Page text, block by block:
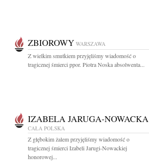
ZBIOROWY WARSZAWA
Z wielkim smutkiem przyjęliśmy wiadomość o
tragicznej śmierci ppor. Piotra Noska absolwenta...
IZABELA JARUGA-NOWACKA
CAŁA POLSKA
Z głębokim żalem przyjęliśmy wiadomość o
tragicznej śmierci Izabeli Jarugi-Nowackiej
honorowej...